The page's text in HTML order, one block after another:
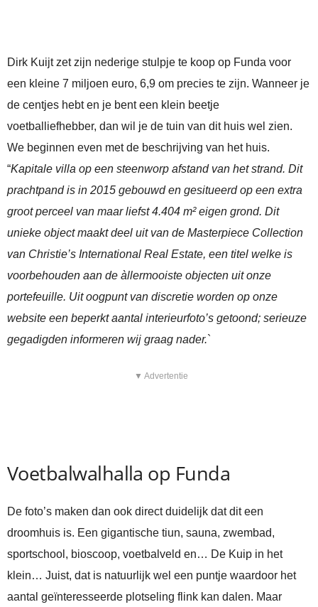
Dirk Kuijt zet zijn nederige stulpje te koop op Funda voor
een kleine 7 miljoen euro, 6,9 om precies te zijn. Wanneer je
de centjes hebt en je bent een klein beetje
voetballiefhebber, dan wil je de tuin van dit huis wel zien.
We beginnen even met de beschrijving van het huis.
“Kapitale villa op een steenworp afstand van het strand. Dit
prachtpand is in 2015 gebouwd en gesitueerd op een extra
groot perceel van maar liefst 4.404 m² eigen grond. Dit
unieke object maakt deel uit van de Masterpiece Collection
van Christie’s International Real Estate, een titel welke is
voorbehouden aan de àllermooiste objecten uit onze
portefeuille. Uit oogpunt van discretie worden op onze
website een beperkt aantal interieurfoto’s getoond; serieuze
gegadigden informeren wij graag nader.`
▼ Advertentie
Voetbalwalhalla op Funda
De foto’s maken dan ook direct duidelijk dat dit een
droomhuis is. Een gigantische tiun, sauna, zwembad,
sportschool, bioscoop, voetbalveld en… De Kuip in het
klein… Juist, dat is natuurlijk wel een puntje waardoor het
aantal geïnteresseerde plotseling flink kan dalen. Maar